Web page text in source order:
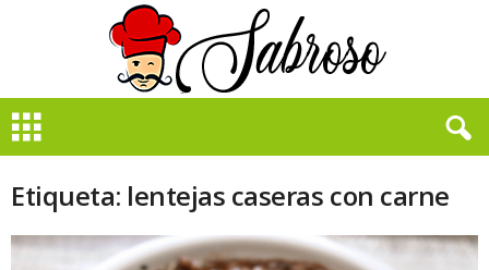
e
Etiqueta: lentejas caseras con carne